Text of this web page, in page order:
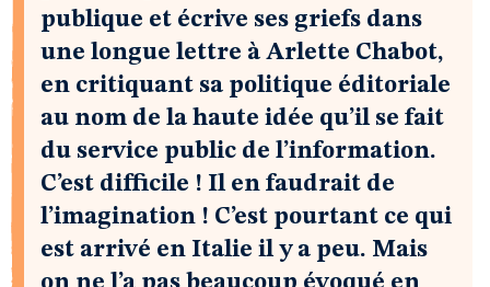
publique et écrive ses griefs dans
une longue lettre à Arlette Chabot,
en critiquant sa politique éditoriale
au nom de la haute idée qu’il se fait
du service public de l’information.
C’est difficile ! Il en faudrait de
l’imagination ! C’est pourtant ce qui
est arrivé en Italie il y a peu. Mais